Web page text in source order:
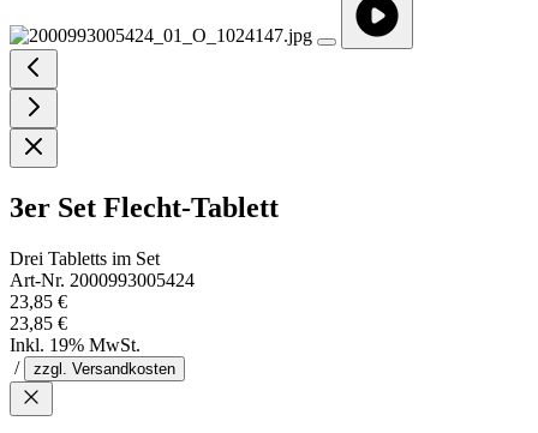
3er Set Flecht-Tablett
Drei Tabletts im Set
Art-Nr. 2000993005424
23,85 €
23,85 €
Inkl. 19% MwSt.
/
zzgl. Versandkosten